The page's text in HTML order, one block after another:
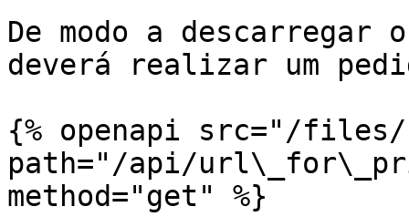
De modo a descarregar
deverá realizar um
{% openapi src="/files/
path="/api/
method="get" %}